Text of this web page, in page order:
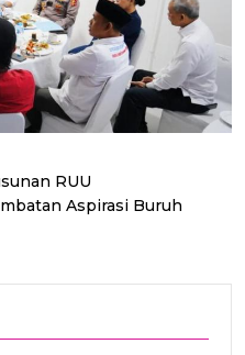
RUU
Aspirasi Buruh